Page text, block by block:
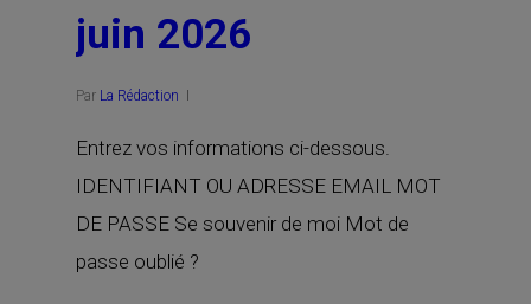
juin 2026
Par La Rédaction
Entrez vos informations ci-dessous.
IDENTIFIANT OU ADRESSE EMAIL MOT
DE PASSE Se souvenir de moi Mot de
passe oublié ?